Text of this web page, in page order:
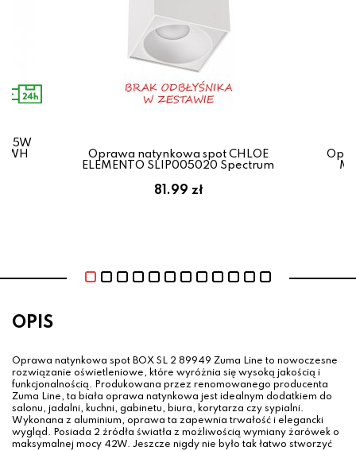
5W
WH
Oprawa natynkowa spot CHLOE
ELEMENTO SLIP005020 Spectrum
81.99 zł
OPIS
Oprawa natynkowa spot BOX SL 2 89949 Zuma Line to nowoczesne
rozwiązanie oświetleniowe, które wyróżnia się wysoką jakością i
funkcjonalnością. Produkowana przez renomowanego producenta
Zuma Line, ta biała oprawa natynkowa jest idealnym dodatkiem do
salonu, jadalni, kuchni, gabinetu, biura, korytarza czy sypialni.
Wykonana z aluminium, oprawa ta zapewnia trwałość i elegancki
wygląd. Posiada 2 źródła światła z możliwością wymiany żarówek o
maksymalnej mocy 42W. Jeszcze nigdy nie było tak łatwo stworzyć